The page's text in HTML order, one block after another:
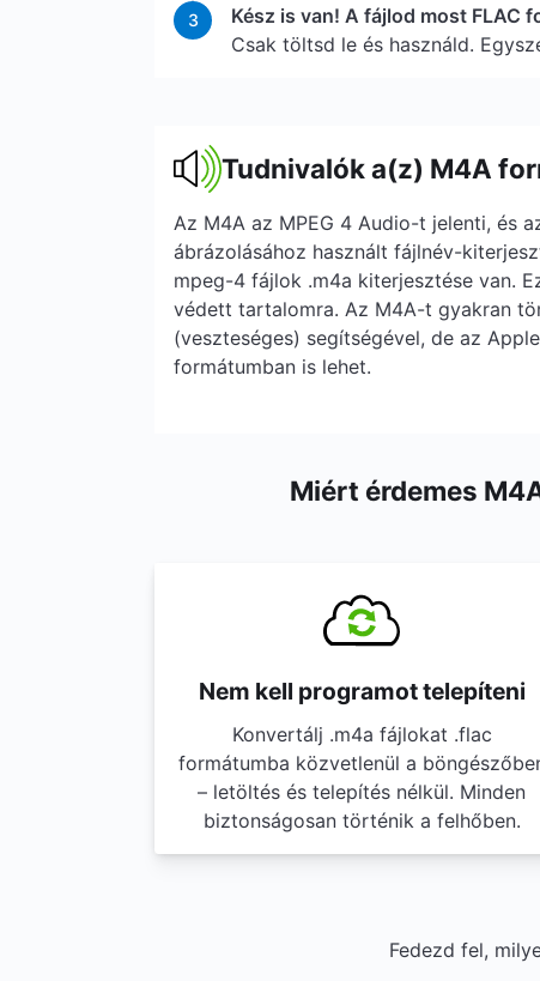
3
Kész is van! A fájlod most FLAC
Csak töltsd le és használd.
Tudnivalók a(z) M4A
Az M4A az MPEG 4 Audio-t jelenti, és
ábrázolásához használt fájlnév-
mpeg-4 fájlok .m4a kiterjesztése van.
védett tartalomra. Az M4A-t gyakran
(veszteséges) segítségével, de az
formátumban is lehet.
Miért érdemes
Nem kell programot telepíteni
Konvertálj .m4a fájlokat .flac
formátumba közvetlenül a
– letöltés és telepítés nélkül. Minden
biztonságosan történik a felhőben.
Fedezd fel,